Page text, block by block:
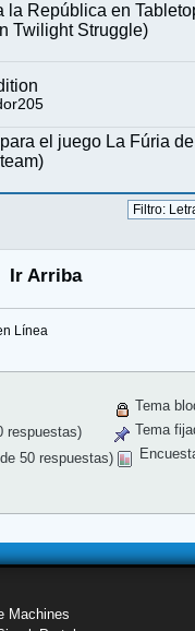
la República en
Twilight Struggle)
el juego La Fúria
Ir Arriba
Línea
respuestas)
50 respuestas)
Tema
Tema
Machines